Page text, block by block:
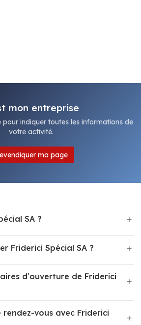
mon entreprise
pour indiquer toutes les informations de
votre activité.
ma page
SA ?
Friderici Spécial SA ?
d'ouverture de Friderici
rendez-vous avec Friderici